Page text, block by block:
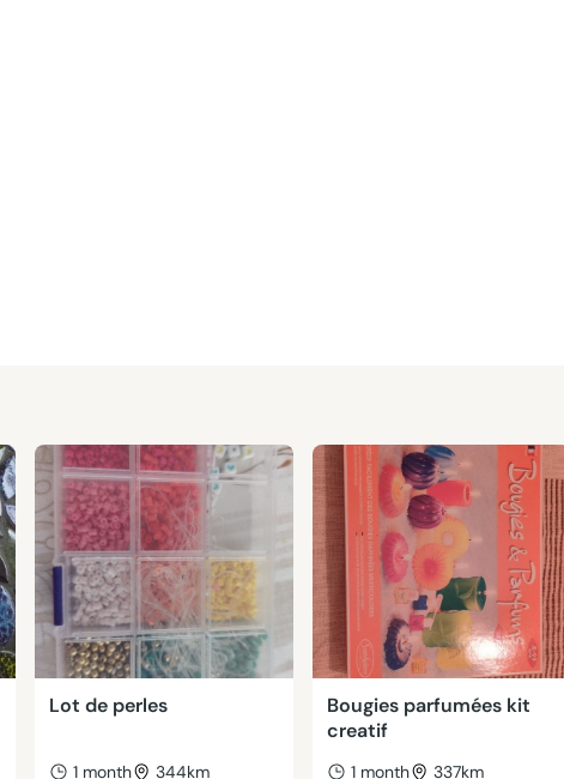
Lot de perles
1 month 344km
Bougies parfumées kit
creatif
1 month 337km